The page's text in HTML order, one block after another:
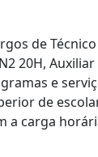
de
20H,
e
de
a carga